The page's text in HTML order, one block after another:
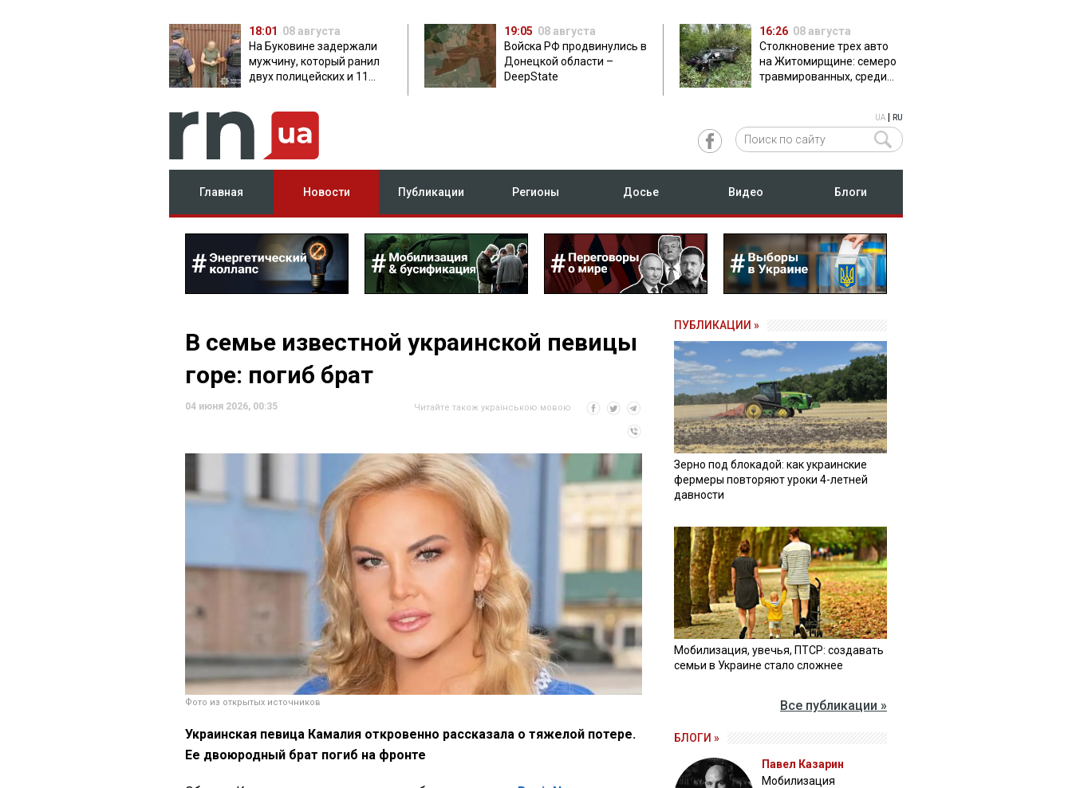
18:01 08 августа
На Буковине задержали
мужчину, который ранил
двух полицейских и 11
19:05 08 августа
Войска РФ продвинулись в
Донецкой области –
DeepState
16:26 08 августа
Столкновение трех авто
на Житомирщине: семеро
травмированных, среди
UA RU
Главная Новости Публикации Регионы Досье Видео Блоги
В семье известной украинской певицы
горе: погиб брат
04 июня 2026, 00:35 Читайте також українською мовою
Фото из открытых источников
Украинская певица Камалия откровенно рассказала о тяжелой потере.
Ее двоюродный брат погиб на фронте
ПУБЛИКАЦИИ »
Зерно под блокадой: как украинские
фермеры повторяют уроки 4-летней
давности
Мобилизация, увечья, ПТСР: создавать
семьи в Украине стало сложнее
Все публикации »
БЛОГИ »
Павел Казарин
Мобилизация